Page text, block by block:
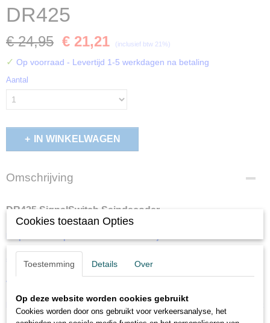
DR425
€ 24,95 € 21,21 (inclusief btw 21%)
✓ Op voorraad - Levertijd 1-5 werkdagen na betaling
Aantal
IN WINKELWAGEN
Omschrijving
DR425 SignalSwitch Seindecoder
seinen met of zonder cijferbak gemakkelijk aan te sturen. Het grote
voordeel van de DR425 modules is dat er weinig bedrading
benodigd is en de module bijzonder klein is wat het makkelijk maakt
Cookies toestaan Opties
Toestemming Details Over
Op deze website worden cookies gebruikt
Cookies worden door ons gebruikt voor verkeersanalyse, het